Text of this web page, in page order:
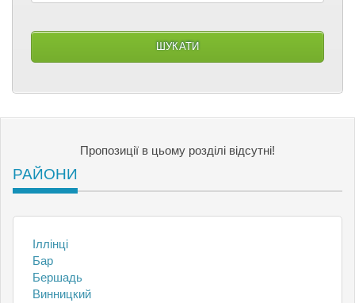
Пропозиції в цьому розділі відсутні!
РАЙОНИ
Іллінці
Бар
Бершадь
Винницкий